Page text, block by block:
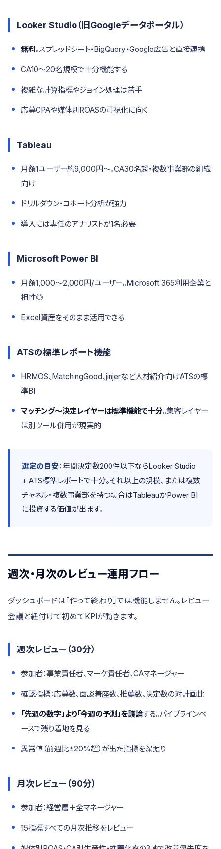
Looker Studio（旧Googleデータポータル）
無料。スプレッドシート・BigQuery・Google広告と直接連携
CA10〜20名規模で十分機能する
複雑な計算指標やジョイン処理は苦手
応募CPAや媒体別ROASの可視化に向く
Tableau
月額1ユーザー約9,000円〜。CA30名超・複数事業部の組織
向け
ドリルダウン・コホート分析が強力
導入には専任のアナリストが1名必要
Microsoft Power BI
月額1,000〜2,000円/ユーザー。Microsoft 365利用企業と
相性◎
Excel資産をそのまま活用できる
ATSの標準レポート機能
HRMOS、MatchingGood、jinjerなど人材紹介向けATSの標
準BI
マッチング〜決定レイヤーは標準機能で十分。集客レイヤー
は別ツール併用が現実的
選定の目安：年間決定数200件以下ならLooker Studio
+ ATS標準レポートで十分。それ以上の規模、または複数
チャネル・複数事業部を持つ場合はTableauかPower BI
に投資する価値が出ます。
週次・月次のレビュー運用フロー
ダッシュボードは「作って終わり」では機能しません。レビュー
会議と紐付けて初めてKPIが動きます。
週次レビュー（30分）
参加者：事業責任者、マーケ責任者、CAマネージャー
確認指標：応募数、面談着座数、推薦数、決定数の対計画比
「先週の数字」より「今週の予測」を議論する。パイプラインベ
ースで残り着地を見る
異常値（前週比±20%超）が出た指標を深掘り
月次レビュー（90分）
参加者：経営層＋全マネージャー
15指標すべての月次推移をレビュー